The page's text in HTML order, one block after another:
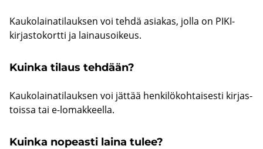
Kau­ko­lai­na­ti­lauk­sen voi tehdä asia­kas, jolla on PIKI-​
kirjastokortti ja lai­nausoi­keus.
Kuin­ka ti­laus teh­dään?
Kau­ko­lai­na­ti­lauk­sen voi jät­tää hen­ki­lö­koh­tai­ses­ti kir­jas­
tois­sa tai e-​lomakkeella.
Kuin­ka no­peas­ti laina tulee?